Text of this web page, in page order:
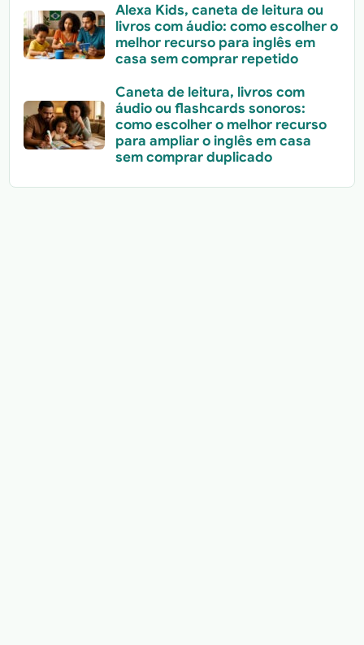
Alexa Kids, caneta de leitura ou
livros com áudio: como escolher o
melhor recurso para inglês em
casa sem comprar repetido
Caneta de leitura, livros com
áudio ou flashcards sonoros:
como escolher o melhor recurso
para ampliar o inglês em casa
sem comprar duplicado